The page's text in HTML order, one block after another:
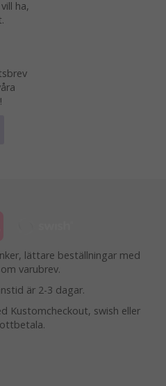
ha,
lättare beställningar med
varubrev.
är 2-3 dagar.
Kustomcheckout, swish eller